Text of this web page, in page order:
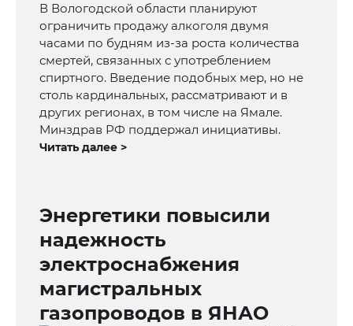
В Вологодской области планируют
ограничить продажу алкоголя двумя
часами по будням из-за роста количества
смертей, связанных с употреблением
спиртного. Введение подобных мер, но не
столь кардинальных, рассматривают и в
других регионах, в том числе на Ямале.
Минздрав РФ поддержал инициативы.
Читать далее >
Энергетики повысили
надежность
электроснабжения
магистральных
газопроводов в ЯНАО